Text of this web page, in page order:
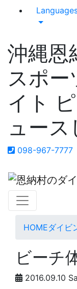
沖縄恩
スポー
イト
ュース
098-967-7777
HOMEダイビ
ビーチ
2016.09.10